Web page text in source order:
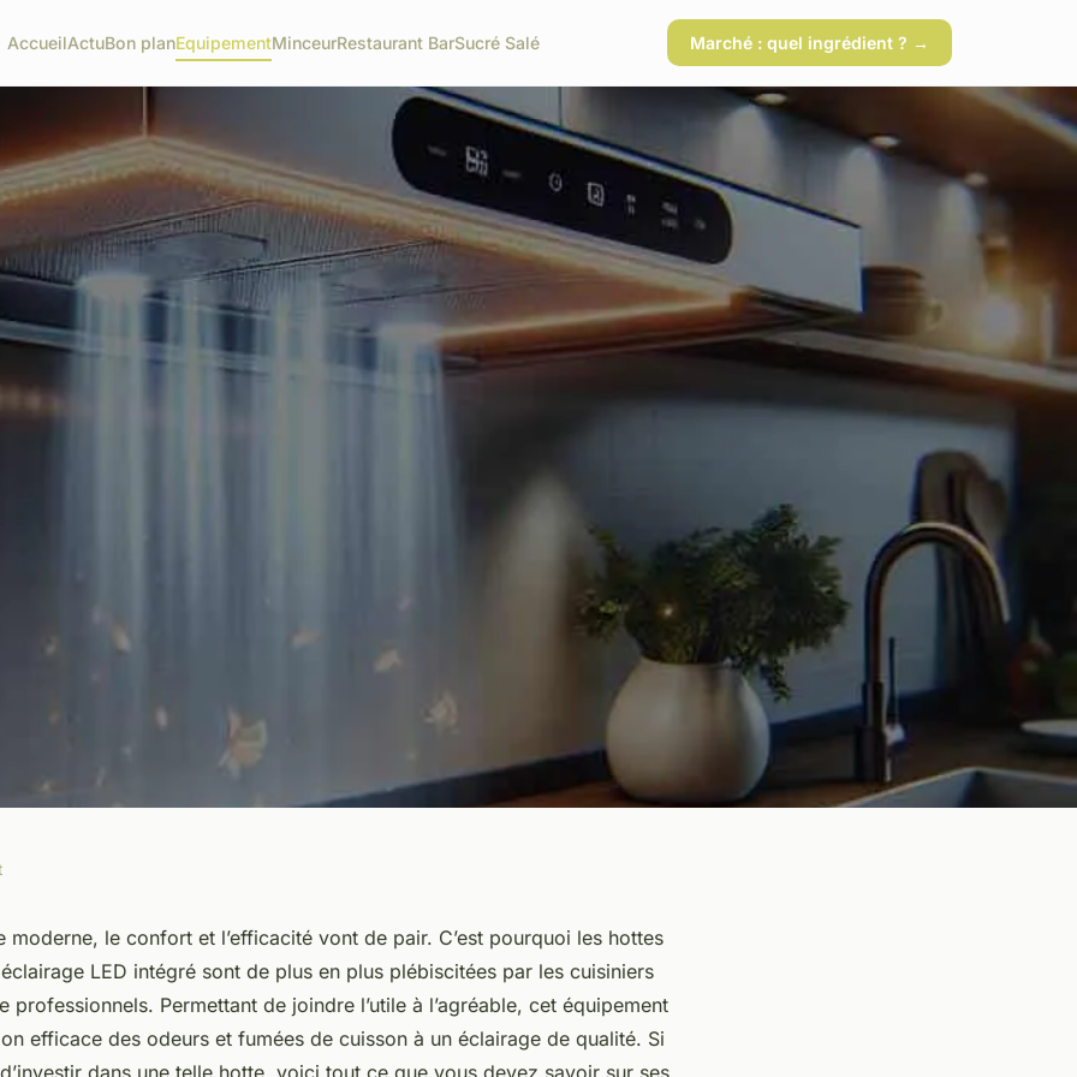
AccueilActuBon planEquipementMinceurRestaurant BarSucré Salé Marché : quel ingrédient ? →
d'une hotte
LED intégré?
moderne, le confort et l’efficacité vont de pair. C’est pourquoi les hottes
LED intégré sont de plus en plus plébiscitées par les cuisiniers
professionnels. Permettant de joindre l’utile à l’agréable, cet équipement
efficace des odeurs et fumées de cuisson à un éclairage de qualité. Si
dans une telle hotte, voici tout ce que vous devez savoir sur ses